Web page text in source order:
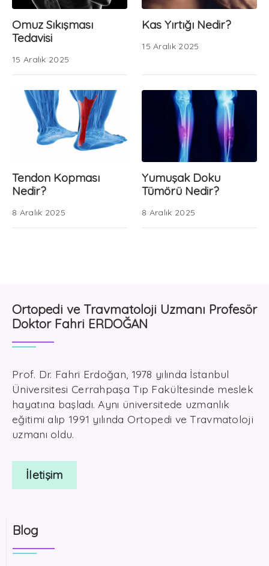
Omuz Sıkışması
Tedavisi
15 Aralık 2025
Kas Yırtığı Nedir?
15 Aralık 2025
Tendon Kopması
Nedir?
8 Aralık 2025
Yumuşak Doku
Tümörü Nedir?
8 Aralık 2025
Ortopedi ve Travmatoloji Uzmanı Profesör
Doktor Fahri ERDOĞAN
Prof. Dr. Fahri Erdoğan, 1978 yılında İstanbul
Üniversitesi Cerrahpaşa Tıp Fakültesinde meslek
hayatına başladı. Aynı üniversitede uzmanlık
eğitimi alıp 1991 yılında Ortopedi ve Travmatoloji
uzmanı oldu.
İletişim
Blog